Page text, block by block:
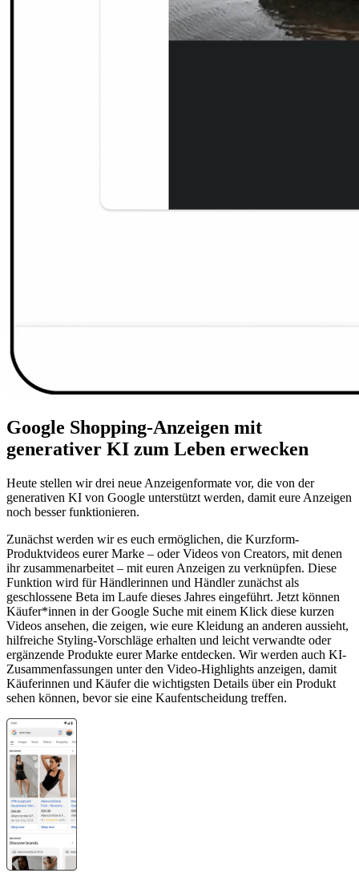
Google Shopping-Anzeigen mit
generativer KI zum Leben erwecken
Heute stellen wir drei neue Anzeigenformate vor, die von der
generativen KI von Google unterstützt werden, damit eure Anzeigen
noch besser funktionieren.
Zunächst werden wir es euch ermöglichen, die Kurzform-
Produktvideos eurer Marke – oder Videos von Creators, mit denen
ihr zusammenarbeitet – mit euren Anzeigen zu verknüpfen. Diese
Funktion wird für Händlerinnen und Händler zunächst als
geschlossene Beta im Laufe dieses Jahres eingeführt. Jetzt können
Käufer*innen in der Google Suche mit einem Klick diese kurzen
Videos ansehen, die zeigen, wie eure Kleidung an anderen aussieht,
hilfreiche Styling-Vorschläge erhalten und leicht verwandte oder
ergänzende Produkte eurer Marke entdecken. Wir werden auch KI-
Zusammenfassungen unter den Video-Highlights anzeigen, damit
Käuferinnen und Käufer die wichtigsten Details über ein Produkt
sehen können, bevor sie eine Kaufentscheidung treffen.